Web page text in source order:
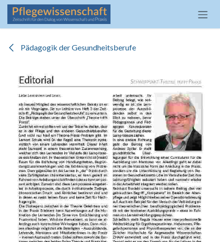
Zum Inhalt springen
Pädagogik der Gesundheitsberufe